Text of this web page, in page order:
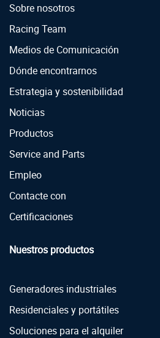
Sobre nosotros
Racing Team
Medios de Comunicación
Dónde encontrarnos
Estrategia y sostenibilidad
Noticias
Productos
Service and Parts
Empleo
Contacte con
Certificaciones
Nuestros productos
Generadores industriales
Residenciales y portátiles
Soluciones para el alquiler